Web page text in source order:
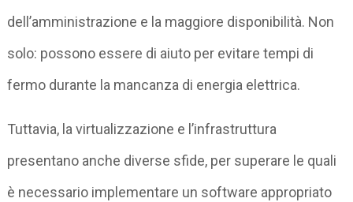
dell’amministrazione e la maggiore disponibilità. Non
solo: possono essere di aiuto per evitare tempi di
fermo durante la mancanza di energia elettrica.
Tuttavia, la virtualizzazione e l’infrastruttura
presentano anche diverse sfide, per superare le quali
è necessario implementare un software appropriato